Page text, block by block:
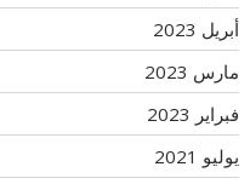
أبريل 2023
مارس 2023
فبراير 2023
يوليو 2021